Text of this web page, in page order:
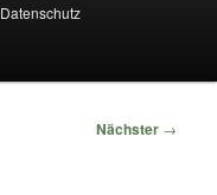
Datenschutz
Nächster →